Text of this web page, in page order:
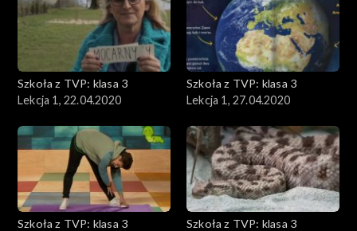
Szkoła z TVP: klasa 3
Lekcja 1, 22.04.2020
Szkoła z TVP: klasa 3
Lekcja 1, 27.04.2020
Szkoła z TVP: klasa 3
Szkoła z TVP: klasa 3